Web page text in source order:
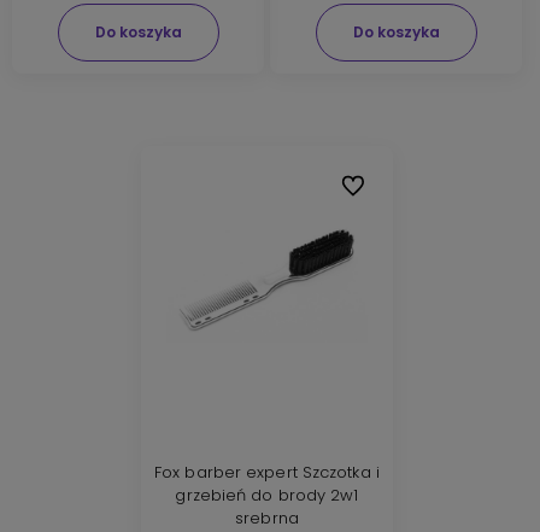
Do koszyka Do koszyka
Fox barber expert Szczotka i
grzebień do brody 2w1
srebrna
Do ulubionych